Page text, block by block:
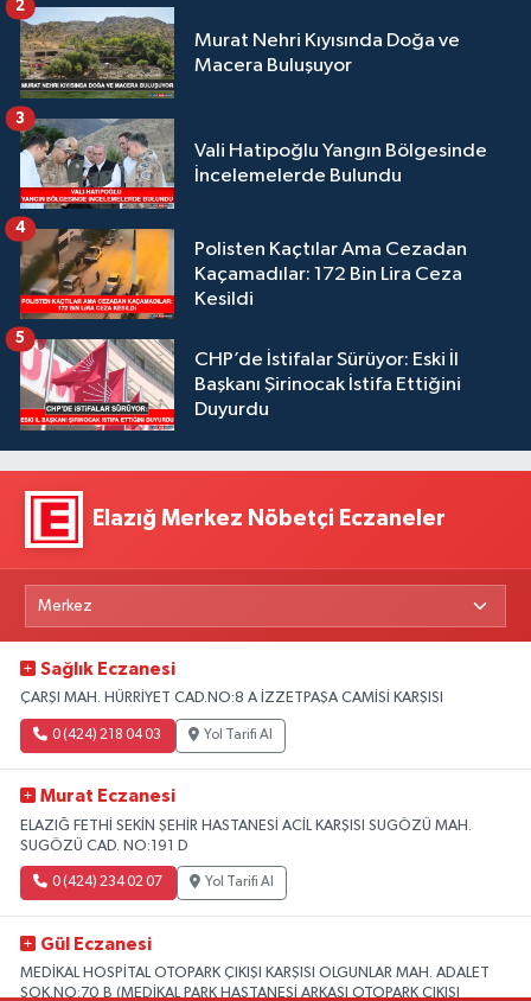
Murat Nehri Kıyısında Doğa ve
Macera Buluşuyor
2
Vali Hatipoğlu Yangın Bölgesinde
İncelemelerde Bulundu
3
Polisten Kaçtılar Ama Cezadan
Kaçamadılar: 172 Bin Lira Ceza
Kesildi
4
CHP’de İstifalar Sürüyor: Eski İl
Başkanı Şirinocak İstifa Ettiğini
Duyurdu
5
Elazığ Merkez Nöbetçi Eczaneler
Sağlık Eczanesi
ÇARŞI MAH. HÜRRİYET CAD.NO:8 A İZZETPAŞA CAMİSİ KARŞISI
0 (424) 218 04 03 Yol Tarifi Al
Murat Eczanesi
ELAZIĞ FETHİ SEKİN ŞEHİR HASTANESİ ACİL KARŞISI SUGÖZÜ MAH.
SUGÖZÜ CAD. NO:191 D
0 (424) 234 02 07 Yol Tarifi Al
Gül Eczanesi
MEDİKAL HOSPİTAL OTOPARK ÇIKIŞI KARŞISI OLGUNLAR MAH. ADALET
SOK.NO:70 B (MEDİKAL PARK HASTANESİ ARKASI OTOPARK ÇIKIŞI